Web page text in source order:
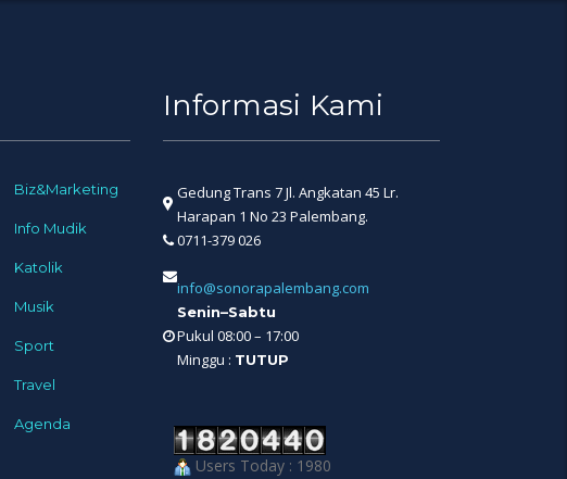
Biz&Marketing
Info Mudik
Katolik
Musik
Sport
Travel
Agenda
Informasi Kami
Gedung Trans 7 Jl. Angkatan 45 Lr.
Harapan 1 No 23 Palembang.
0711-379 026
info@sonorapalembang.com
Senin–Sabtu
Pukul 08:00 – 17:00
Minggu : TUTUP
Users Today : 1980